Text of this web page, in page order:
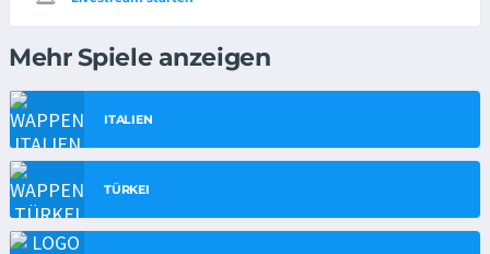
Mehr Spiele anzeigen
ITALIEN
TÜRKEI